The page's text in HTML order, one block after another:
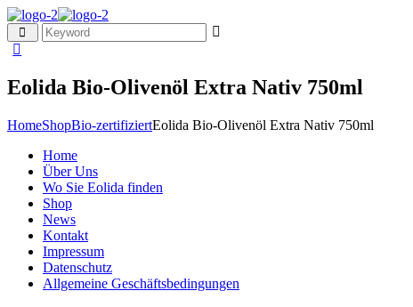
Eolida Bio-Olivenöl Extra Nativ 750ml
HomeShopBio-zertifiziertEolida Bio-Olivenöl Extra Nativ 750ml
Home
Über Uns
Wo Sie Eolida finden
Shop
News
Kontakt
Impressum
Datenschutz
Allgemeine Geschäftsbedingungen